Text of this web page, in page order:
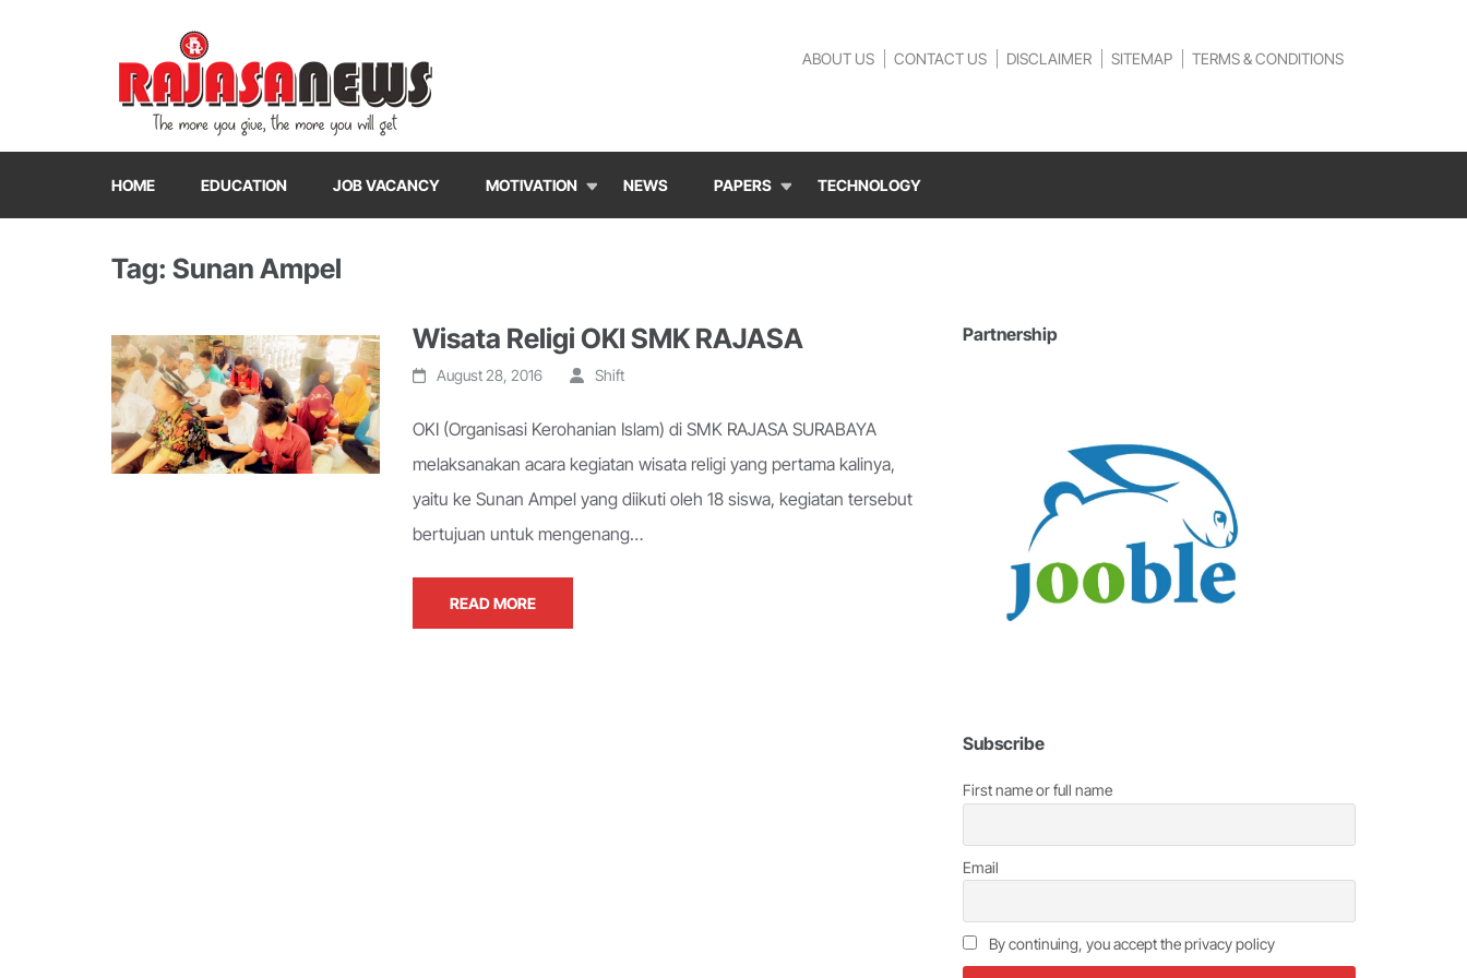
RajasaNews
"The more you give, the more you will get"
ABOUT US CONTACT US DISCLAIMER SITEMAP TERMS & CONDITIONS
HOME EDUCATION JOB VACANCY MOTIVATION NEWS PAPERS TECHNOLOGY
Tag: Sunan Ampel
Wisata Religi OKI SMK RAJASA
August 28, 2016 Shift
OKI (Organisasi Kerohanian Islam) di SMK RAJASA SURABAYA
melaksanakan acara kegiatan wisata religi yang pertama kalinya,
yaitu ke Sunan Ampel yang diikuti oleh 18 siswa, kegiatan tersebut
bertujuan untuk mengenang…
READ MORE
Partnership
Subscribe
First name or full name
Email
By continuing, you accept the privacy policy